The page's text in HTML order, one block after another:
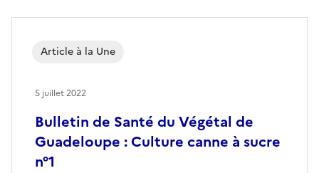
Bulletin de Santé du Végétal de
Guadeloupe : Culture canne à sucre
n°1
Article à la Une
5 juillet 2022